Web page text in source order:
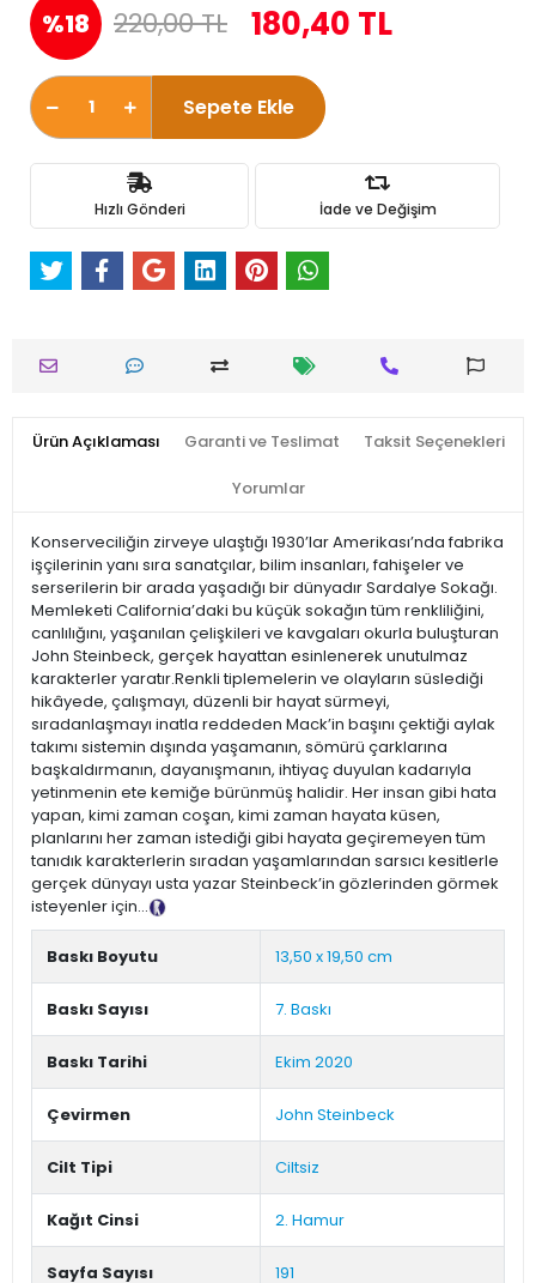
%18 220,00 TL 180,40 TL
Sepete Ekle
Hızlı Gönderi İade ve Değişim
Ürün Açıklaması Garanti ve Teslimat Taksit Seçenekleri
Yorumlar
Konserveciliğin zirveye ulaştığı 1930’lar Amerikası’nda fabrika
işçilerinin yanı sıra sanatçılar, bilim insanları, fahişeler ve
serserilerin bir arada yaşadığı bir dünyadır Sardalye Sokağı.
Memleketi California’daki bu küçük sokağın tüm renkliliğini,
canlılığını, yaşanılan çelişkileri ve kavgaları okurla buluşturan
John Steinbeck, gerçek hayattan esinlenerek unutulmaz
karakterler yaratır.Renkli tiplemelerin ve olayların süslediği
hikâyede, çalışmayı, düzenli bir hayat sürmeyi,
sıradanlaşmayı inatla reddeden Mack’in başını çektiği aylak
takımı sistemin dışında yaşamanın, sömürü çarklarına
başkaldırmanın, dayanışmanın, ihtiyaç duyulan kadarıyla
yetinmenin ete kemiğe bürünmüş halidir. Her insan gibi hata
yapan, kimi zaman coşan, kimi zaman hayata küsen,
planlarını her zaman istediği gibi hayata geçiremeyen tüm
tanıdık karakterlerin sıradan yaşamlarından sarsıcı kesitlerle
gerçek dünyayı usta yazar Steinbeck’in gözlerinden görmek
isteyenler için...
Baskı Boyutu 13,50 x 19,50 cm
Baskı Sayısı 7. Baskı
Baskı Tarihi Ekim 2020
Çevirmen John Steinbeck
Cilt Tipi Ciltsiz
Kağıt Cinsi 2. Hamur
Sayfa Sayısı 191